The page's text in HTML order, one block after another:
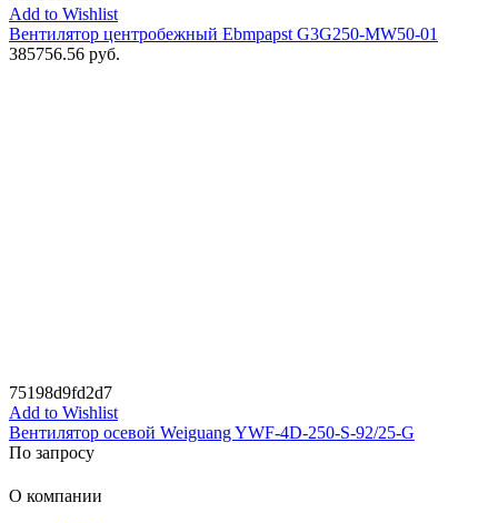
Add to Wishlist
Вентилятор центробежный Ebmpapst G3G250-MW50-01
385756.56 руб.
75198d9fd2d7
Add to Wishlist
Вентилятор осевой Weiguang YWF-4D-250-S-92/25-G
По запросу
О компании